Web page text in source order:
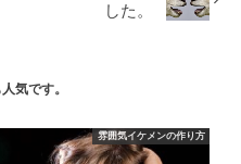
した。
気です。
雰囲気イケメンの作り方